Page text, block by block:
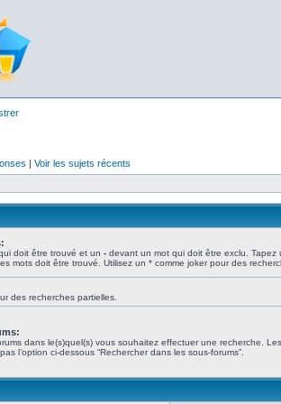
| Voir les sujets récents
doit être trouvé et un - devant un mot qui doit être exclu.
mots doit être trouvé. Utilisez un * comme joker pour des
des recherches partielles.
dans le(s)quel(s) vous souhaitez effectuer une recherche.
l’option ci-dessous “Rechercher dans les sous-forums”.